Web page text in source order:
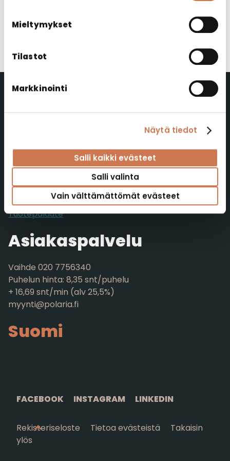
Mieltymykset
Tilastot
Markkinointi
Näytä tiedot
Salli kaikki evästeet
Salli valinta
Vain välttämättömät evästeet
Lisätietoja tapahtumasta:
www.apuvaline.info
Polaria Oy
52700 Mäntyharju
Verkkolaskutustiedot
Tuotepalaute
Asiakaspalvelu
Vaihde 020 7756340
Puhelun hinta: 8,35 snt/puhelu
+ 16,69 snt/min (alv 25,5%)
myynti@polaria.fi
Suomi
FACEBOOK INSTAGRAM LINKEDIN
Rekisteriseloste Tietoa evästeistä
Takaisin
ylös